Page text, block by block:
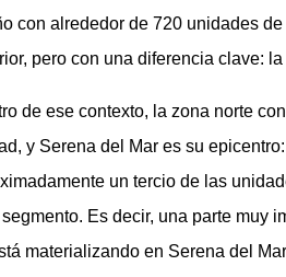
con alrededor de 720 unidades
pero con una diferencia clave:
de ese contexto, la zona norte
y Serena del Mar es su
un tercio de las
Es decir, una parte muy
materializando en Serena del